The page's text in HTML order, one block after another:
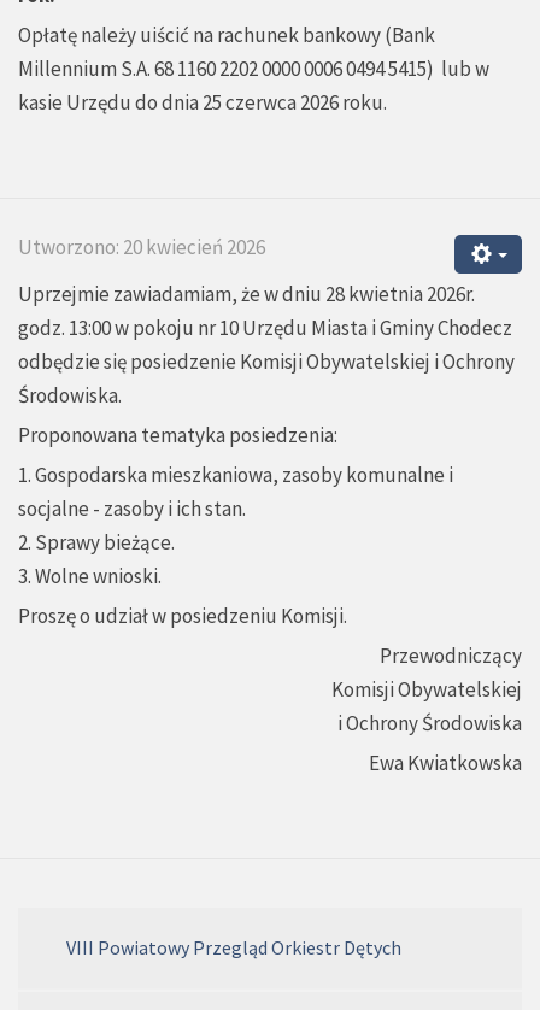
Opłatę należy uiścić na rachunek bankowy (Bank
Millennium S.A. 68 1160 2202 0000 0006 0494 5415) lub w
kasie Urzędu do dnia 25 czerwca 2026 roku.
Utworzono: 20 kwiecień 2026
Uprzejmie zawiadamiam, że w dniu 28 kwietnia 2026r.
godz. 13:00 w pokoju nr 10 Urzędu Miasta i Gminy Chodecz
odbędzie się posiedzenie Komisji Obywatelskiej i Ochrony
Środowiska.
Proponowana tematyka posiedzenia:
1. Gospodarska mieszkaniowa, zasoby komunalne i
socjalne - zasoby i ich stan.
2. Sprawy bieżące.
3. Wolne wnioski.
Proszę o udział w posiedzeniu Komisji.
Przewodniczący
Komisji Obywatelskiej
i Ochrony Środowiska
Ewa Kwiatkowska
VIII Powiatowy Przegląd Orkiestr Dętych